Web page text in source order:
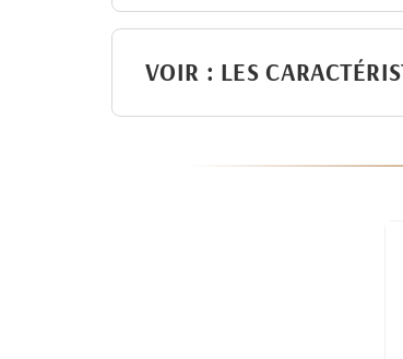
VOIR : LES